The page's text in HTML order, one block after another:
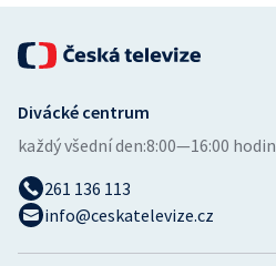
Divácké centrum
každý všední den:8:00—16:00 hodin
261 136 113
info@ceskatelevize.cz